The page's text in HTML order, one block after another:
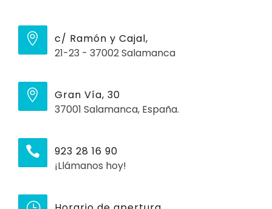
c/ Ramón y Cajal,
21-23 - 37002 Salamanca
Gran Vía, 30
37001 Salamanca, España.
923 28 16 90
¡Llámanos hoy!